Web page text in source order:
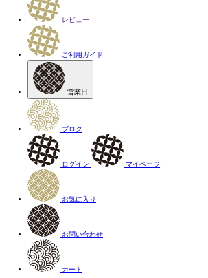
レビュー
ご利用ガイド
営業日
ブログ
ログイン マイページ
お気に入り
お問い合わせ
カート